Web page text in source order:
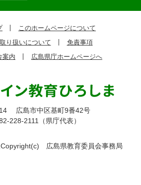
このホームページについて
り扱いについて
免責事項
案内
広島県庁ホームページへ
広島市中区基町9番42号
228-2111（県庁代表）
広島県教育委員会事務局